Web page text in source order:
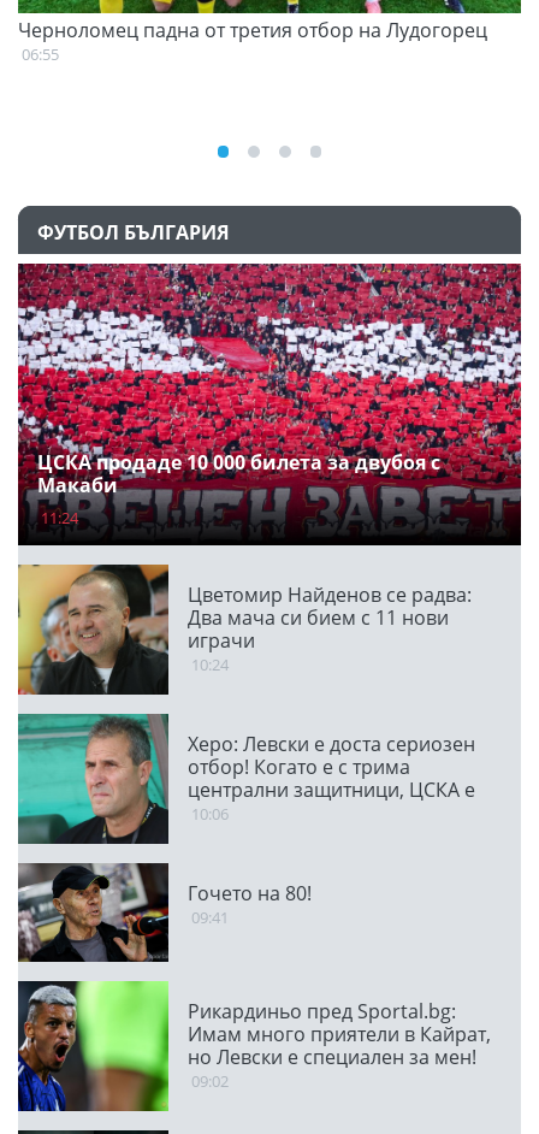
Черноломец падна от третия отбор на Лудогорец
06:55
ФУТБОЛ БЪЛГАРИЯ
ЦСКА продаде 10 000 билета за двубоя с
Макаби
11:24
Цветомир Найденов се радва:
Два мача си бием с 11 нови
играчи
10:24
Херо: Левски е доста сериозен
отбор! Когато е с трима
централни защитници, ЦСКА е
много стабилен
10:06
Гочето на 80!
09:41
Рикардиньо пред Sportal.bg:
Имам много приятели в Кайрат,
но Левски е специален за мен!
09:02